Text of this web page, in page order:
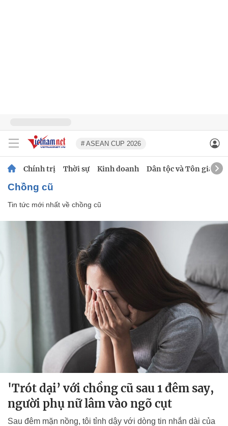
# ASEAN CUP 2026
Chính trị Thời sự Kinh doanh Dân tộc và Tôn giáo
chồng cũ
Tin tức mới nhất về chồng cũ
'Trót dại’ với chồng cũ sau 1 đêm say,
người phụ nữ lâm vào ngõ cụt
Sau đêm mặn nồng, tôi tỉnh dậy với dòng tin nhắn dài của